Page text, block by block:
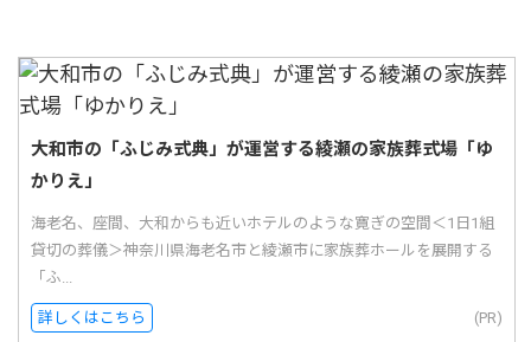
大和市の「ふじみ式典」が運営する綾瀬の家族葬式場「ゆ
かりえ」
海老名、座間、大和からも近いホテルのような寛ぎの空間＜1日1組
貸切の葬儀＞神奈川県海老名市と綾瀬市に家族葬ホールを展開する
「ふ...
詳しくはこちら (PR)